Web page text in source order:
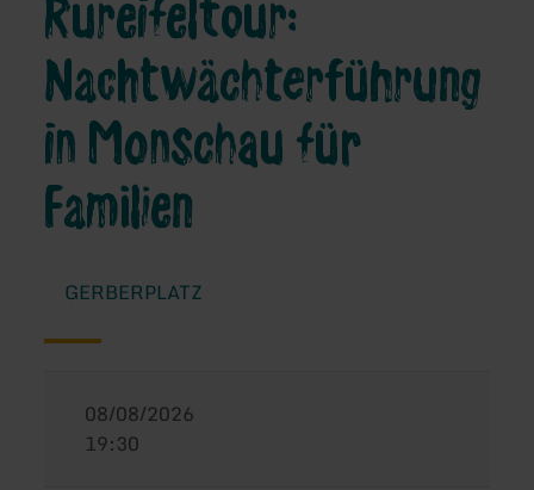
Rureifeltour:
Nachtwächterführung
in Monschau für
Familien
GERBERPLATZ
08/08/2026
19:30